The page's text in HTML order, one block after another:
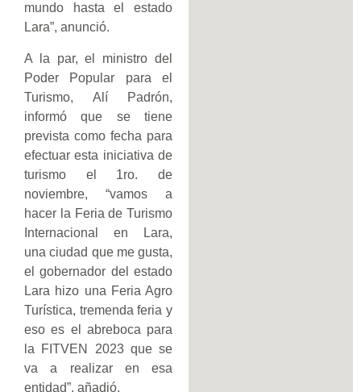
mundo hasta el estado
Lara”, anunció.
A la par, el ministro del
Poder Popular para el
Turismo, Alí Padrón,
informó que se tiene
prevista como fecha para
efectuar esta iniciativa de
turismo el 1ro. de
noviembre, “vamos a
hacer la Feria de Turismo
Internacional en Lara,
una ciudad que me gusta,
el gobernador del estado
Lara hizo una Feria Agro
Turística, tremenda feria y
eso es el abreboca para
la FITVEN 2023 que se
va a realizar en esa
entidad”, añadió.